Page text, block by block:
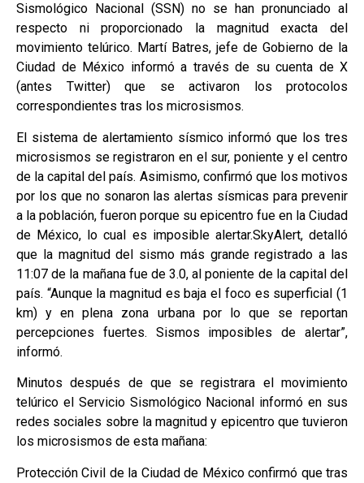
Sismológico Nacional (SSN) no se han pronunciado al
respecto ni proporcionado la magnitud exacta del
movimiento telúrico. Martí Batres, jefe de Gobierno de la
Ciudad de México informó a través de su cuenta de X
(antes Twitter) que se activaron los protocolos
correspondientes tras los microsismos.
El sistema de alertamiento sísmico informó que los tres
microsismos se registraron en el sur, poniente y el centro
de la capital del país. Asimismo, confirmó que los motivos
por los que no sonaron las alertas sísmicas para prevenir
a la población, fueron porque su epicentro fue en la Ciudad
de México, lo cual es imposible alertar.SkyAlert, detalló
que la magnitud del sismo más grande registrado a las
11:07 de la mañana fue de 3.0, al poniente de la capital del
país. “Aunque la magnitud es baja el foco es superficial (1
km) y en plena zona urbana por lo que se reportan
percepciones fuertes. Sismos imposibles de alertar”,
informó.
Minutos después de que se registrara el movimiento
telúrico el Servicio Sismológico Nacional informó en sus
redes sociales sobre la magnitud y epicentro que tuvieron
los microsismos de esta mañana:
Protección Civil de la Ciudad de México confirmó que tras